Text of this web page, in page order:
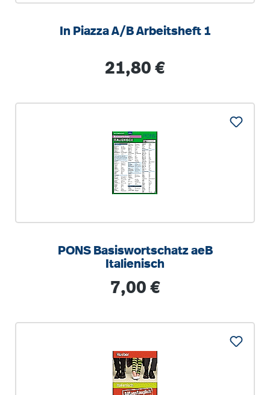
In Piazza A/B Arbeitsheft 1
Regulärer Preis:
21,80 €
PONS Basiswortschatz aeB
Italienisch
Regulärer Preis:
7,00 €